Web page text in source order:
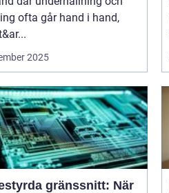
ofta går hand i hand,
2025
gränssnitt: När